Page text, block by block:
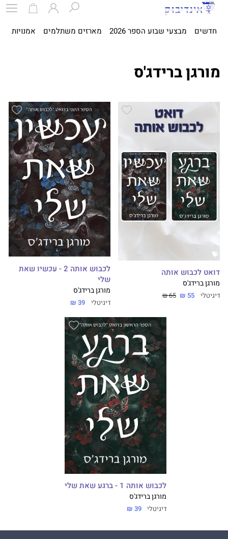
חדשים מבצעי שבוע הספר 2026 מארזים משתלמים אמנויות
מורגן ברידג'ס
דואט לכבוש אותה
מורגן ברידג'ס
דיגיטלי 55 ₪
65 ₪
לכבוש אותה 2 - עכשיו שאת
שלי
מורגן ברידג'ס
דיגיטלי 39 ₪
לכבוש אותה 1 - ברגע שאת שלי
מורגן ברידג'ס
דיגיטלי 39 ₪